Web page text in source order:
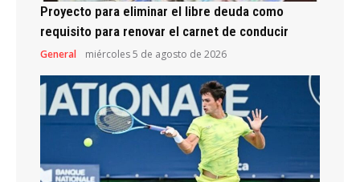
Proyecto para eliminar el libre deuda como
requisito para renovar el carnet de conducir
General miércoles 5 de agosto de 2026